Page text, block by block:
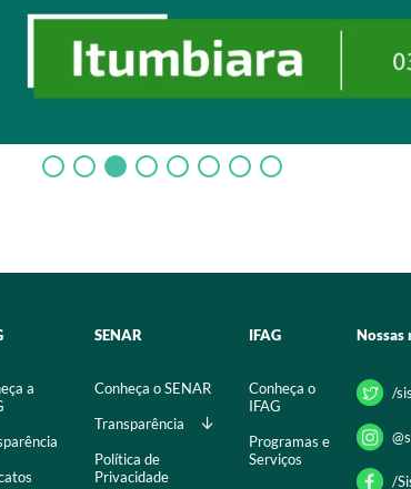
a
SENAR
Conheça o SENAR
Transparência
Política de
Privacidade
IFAG
Conheça o
IFAG
Programas e
Serviços
Nossas
/
/